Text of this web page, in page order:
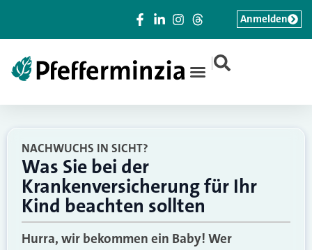
|
Anmelden
NACHWUCHS IN SICHT?
Was Sie bei der
Krankenversicherung für Ihr
Kind beachten sollten
Hurra, wir bekommen ein Baby! Wer